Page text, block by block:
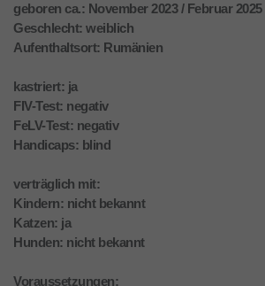
geboren ca.: November 2023 / Februar 2025
Geschlecht: weiblich
Aufenthaltsort: Rumänien
kastriert: ja
FIV-Test: negativ
FeLV-Test: negativ
Handicaps: blind
verträglich mit:
Kindern: nicht bekannt
Katzen: ja
Hunden: nicht bekannt
Voraussetzungen: